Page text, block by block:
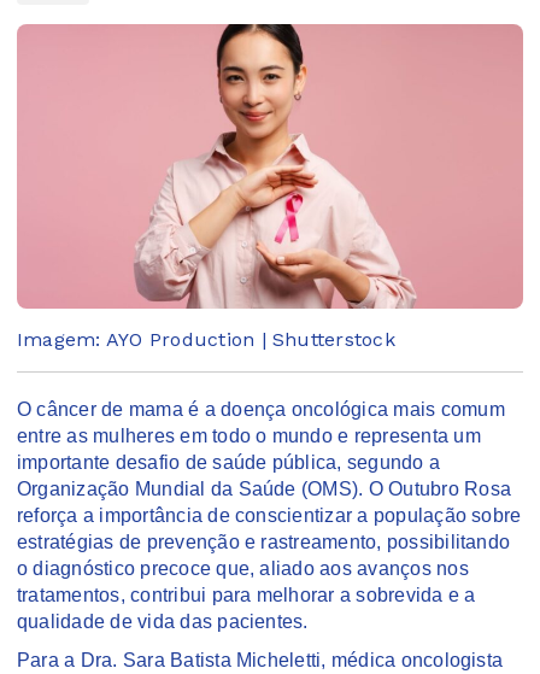
Imagem: AYO Production | Shutterstock
O câncer de mama é a doença oncológica mais comum
entre as mulheres em todo o mundo e representa um
importante desafio de saúde pública, segundo a
Organização Mundial da Saúde (OMS). O Outubro Rosa
reforça a importância de conscientizar a população sobre
estratégias de prevenção e rastreamento, possibilitando
o diagnóstico precoce que, aliado aos avanços nos
tratamentos, contribui para melhorar a sobrevida e a
qualidade de vida das pacientes.
Para a Dra. Sara Batista Micheletti, médica oncologista